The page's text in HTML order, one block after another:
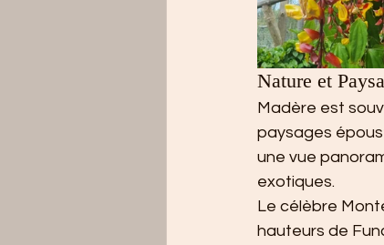
Nature et
Madère est
paysages
une vue
exotiques.
Le célèbre
hauteurs de